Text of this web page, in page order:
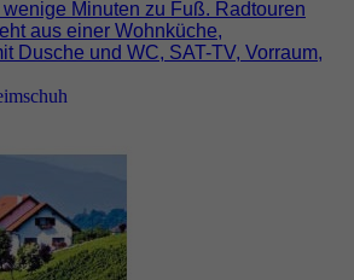
wenige Minuten zu Fuß. Radtouren
aus einer Wohnküche,
Dusche und WC, SAT-TV, Vorraum,